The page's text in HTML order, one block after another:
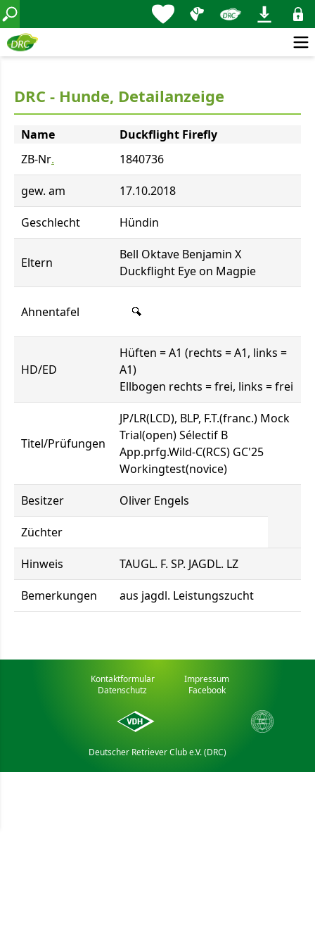
DRC - Hunde, Detailanzeige
Name
Duckflight Firefly
ZB-Nr. 1840736
gew. am 17.10.2018
Geschlecht Hündin
Eltern
Bell Oktave Benjamin X
Duckflight Eye on Magpie
Ahnentafel
HD/ED
Hüften = A1 (rechts = A1, links =
A1)
Ellbogen rechts = frei, links = frei
Titel/Prüfungen
JP/LR(LCD), BLP, F.T.(franc.) Mock
Trial(open) Sélectif B
App.prfg.Wild-C(RCS) GC'25
Workingtest(novice)
Besitzer Oliver Engels
Züchter
Hinweis TAUGL. F. SP. JAGDL. LZ
Bemerkungen aus jagdl. Leistungszucht
Deutscher Retriever Club e.V. (DRC)
Kontaktformular
Impressum
Datenschutz
Facebook